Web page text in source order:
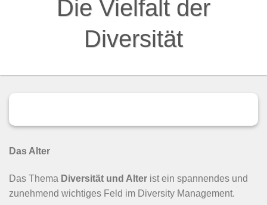
Die Vielfalt der
Diversität
Das Alter
Das Thema Diversität und Alter ist ein spannendes und
zunehmend wichtiges Feld im Diversity Management.